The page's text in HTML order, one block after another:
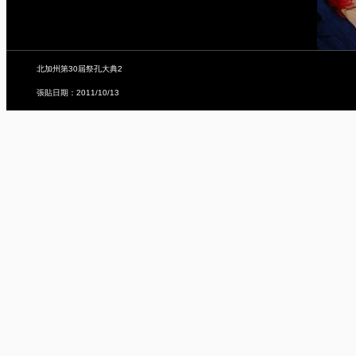
北加州第30屆祭孔大典2
張貼日期：2011/10/13